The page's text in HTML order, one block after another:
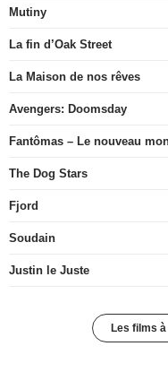
Mutiny
La fin d’Oak Street
La Maison de nos rêves
Avengers: Doomsday
Fantômas – Le nouveau
The Dog Stars
Fjord
Soudain
Justin le Juste
Les films